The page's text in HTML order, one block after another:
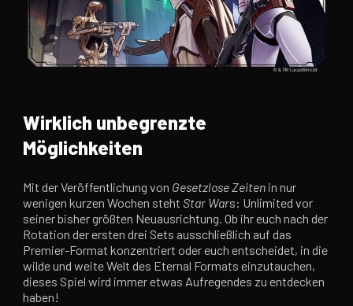
Wirklich unbegrenzte
Möglichkeiten
Mit der Veröffentlichung von Gesetzlose Zeiten in nur
wenigen kurzen Wochen stehtStar Wars: Unlimited vor
seiner bisher größten Neuausrichtung. Ob ihr euch nach der
Rotation der ersten drei Sets ausschließlich auf das
Premier-Format konzentriert oder euch entscheidet, in die
wilde und weite Welt des Eternal Formats einzutauchen,
dieses Spiel wird immer etwas Aufregendes zu entdecken
haben!